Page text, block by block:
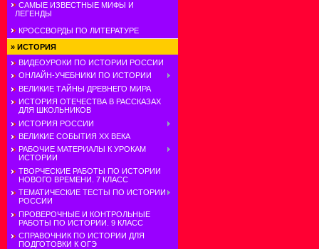
САМЫЕ ИЗВЕСТНЫЕ МИФЫ И
ЛЕГЕНДЫ
КРОССВОРДЫ ПО ЛИТЕРАТУРЕ
» ИСТОРИЯ
ВИДЕОУРОКИ ПО ИСТОРИИ РОССИИ
ОНЛАЙН-УЧЕБНИКИ ПО ИСТОРИИ
ВЕЛИКИЕ ТАЙНЫ ДРЕВНЕГО МИРА
ИСТОРИЯ ОТЕЧЕСТВА В РАССКАЗАХ
ДЛЯ ШКОЛЬНИКОВ
ИСТОРИЯ РОССИИ
ВЕЛИКИЕ СОБЫТИЯ ХХ ВЕКА
РАБОЧИЕ МАТЕРИАЛЫ К УРОКАМ
ИСТОРИИ
ТВОРЧЕСКИЕ РАБОТЫ ПО ИСТОРИИ
НОВОГО ВРЕМЕНИ. 7 КЛАСС
ТЕМАТИЧЕСКИЕ ТЕСТЫ ПО ИСТОРИИ
РОССИИ
ПРОВЕРОЧНЫЕ И КОНТРОЛЬНЫЕ
РАБОТЫ ПО ИСТОРИИ. 9 КЛАСС
СПРАВОЧНИК ПО ИСТОРИИ ДЛЯ
ПОДГОТОВКИ К ОГЭ